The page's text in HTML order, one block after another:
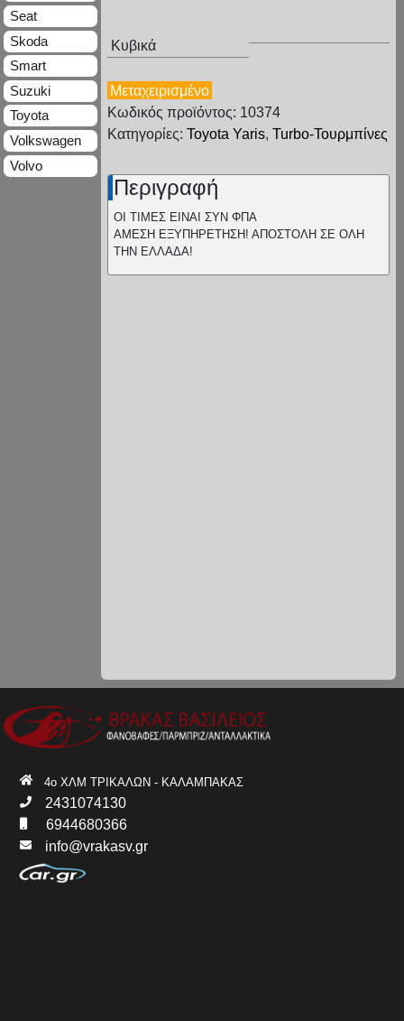
Κυβικά
Μεταχειρισμένο
Κωδικός προϊόντος: 10374
Κατηγορίες: Toyota Yaris, Turbo-Τουρμπίνες
Περιγραφή
ΟΙ ΤΙΜΕΣ ΕΙΝΑΙ ΣΥΝ ΦΠΑ
ΑΜΕΣΗ ΕΞΥΠΗΡΕΤΗΣΗ! ΑΠΟΣΤΟΛΗ ΣΕ ΟΛΗ
ΤΗΝ ΕΛΛΑΔΑ!
Seat
Skoda
Smart
Suzuki
Toyota
Volkswagen
Volvo
4ο ΧΛΜ ΤΡΙΚΑΛΩΝ - ΚΑΛΑΜΠΑΚΑΣ
2431074130
6944680366
info@vrakasv.gr